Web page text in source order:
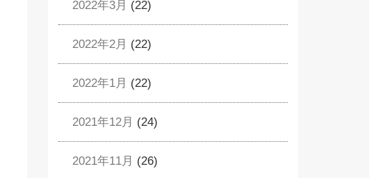
2022年3月 (22)
2022年2月 (22)
2022年1月 (22)
2021年12月 (24)
2021年11月 (26)